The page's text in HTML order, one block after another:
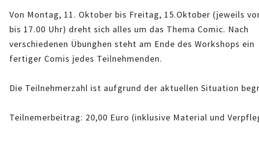
Von Montag, 11. Oktober bis Freitag, 15.Oktober (jeweils
bis 17.00 Uhr) dreht sich alles um das Thema Comic. Nach
verschiedenen Übunghen steht am Ende des Workshops ein
fertiger Comis jedes Teilnehmenden.
Die Teilnehmerzahl ist aufgrund der aktuellen Situation
Teilnemerbeitrag: 20,00 Euro (inklusive Material und